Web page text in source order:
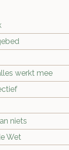
werkt mee
niets
Wet